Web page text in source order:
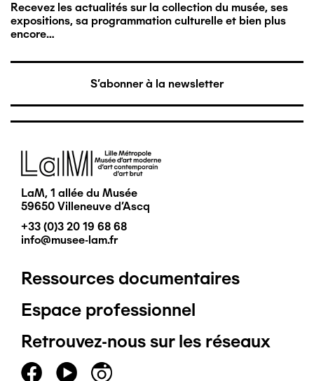
Recevez les actualités sur la collection du musée, ses
expositions, sa programmation culturelle et bien plus
encore…
S'abonner à la newsletter
Image
LaM, 1 allée du Musée
59650 Villeneuve d'Ascq
+33 (0)3 20 19 68 68
info@musee-lam.fr
Pied
de
page
Ressources documentaires
Espace professionnel
Retrouvez-nous sur les réseaux